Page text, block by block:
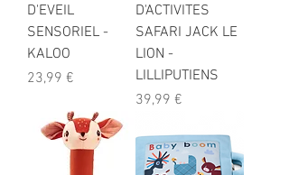
D'EVEIL
SENSORIEL -
KALOO
Prix
23,99 €
D'ACTIVITES
SAFARI JACK LE
LION -
LILLIPUTIENS
Prix
39,99 €